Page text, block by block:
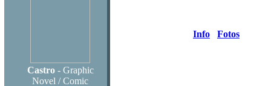
Castro- Graphic
Novel / Comic
Info Fotos